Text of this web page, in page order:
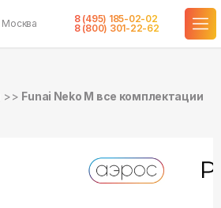
Москва
8 (495) 185-02-02
8 (800) 301-22-62
Funai Neko M все комплектации